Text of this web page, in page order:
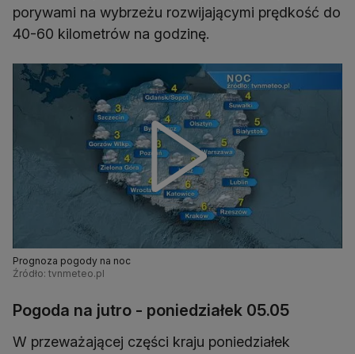
porywami na wybrzeżu rozwijającymi prędkość do
40-60 kilometrów na godzinę.
Prognoza pogody na noc
Źródło: tvnmeteo.pl
Pogoda na jutro - poniedziałek 05.05
W przeważającej części kraju poniedziałek